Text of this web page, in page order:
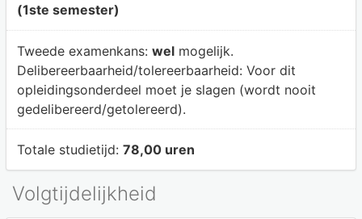
(1ste semester)
Tweede examenkans: welmogelijk.
Delibereerbaarheid/tolereerbaarheid: Voor dit
opleidingsonderdeel moet je slagen (wordt nooit
gedelibereerd/getolereerd).
Totale studietijd: 78,00 uren
Volgtijdelijkheid